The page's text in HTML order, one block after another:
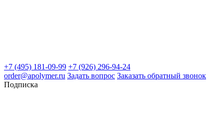
+7 (495) 181-09-99 +7 (926) 296-94-24
order@apolymer.ru Задать вопрос Заказать обратный звонок
Подписка